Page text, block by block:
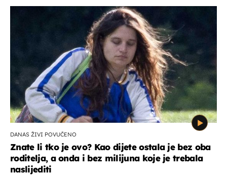
DANAS ŽIVI POVUČENO
Znate li tko je ovo? Kao dijete ostala je bez oba
roditelja, a onda i bez milijuna koje je trebala
naslijediti